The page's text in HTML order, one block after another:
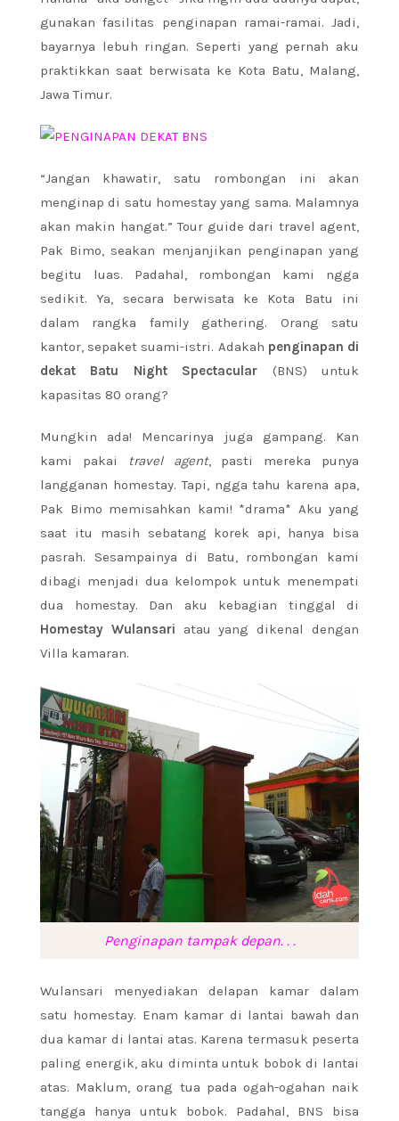
gunakan fasilitas penginapan ramai-ramai. Jadi,
bayarnya lebuh ringan. Seperti yang pernah aku
praktikkan saat berwisata ke Kota Batu, Malang,
Jawa Timur.
“Jangan khawatir, satu rombongan ini akan
menginap di satu homestay yang sama. Malamnya
akan makin hangat.” Tour guide dari travel agent,
Pak Bimo, seakan menjanjikan penginapan yang
begitu luas. Padahal, rombongan kami ngga
sedikit. Ya, secara berwisata ke Kota Batu ini
dalam rangka family gathering. Orang satu
kantor, sepaket suami-istri. Adakah penginapan di
dekat Batu Night Spectacular (BNS) untuk
kapasitas 80 orang?
Mungkin ada! Mencarinya juga gampang. Kan
kami pakai
travel agent, pasti mereka punya
langganan homestay. Tapi, ngga tahu karena apa,
Pak Bimo memisahkan kami! *drama* Aku yang
saat itu masih sebatang korek api, hanya bisa
pasrah. Sesampainya di Batu, rombongan kami
dibagi menjadi dua kelompok untuk menempati
dua homestay. Dan aku kebagian tinggal di
Homestay Wulansari atau yang dikenal dengan
Villa kamaran.
Penginapan tampak depan. . .
Wulansari menyediakan delapan kamar dalam
satu homestay. Enam kamar di lantai bawah dan
dua kamar di lantai atas. Karena termasuk peserta
paling energik, aku diminta untuk bobok di lantai
atas. Maklum, orang tua pada ogah-ogahan naik
tangga hanya untuk bobok. Padahal, BNS bisa